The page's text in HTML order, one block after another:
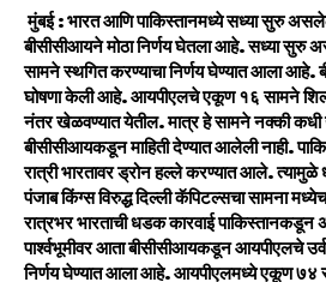
मुंबई :भारत आणि पाकिस्तानमध्ये सध्या सुरु
बीसीसीआयने मोठा निर्णय घेतला आहे. सध्या सुरु
सामने स्थगित करण्याचा निर्णय घेण्यात आला आहे.
घोषणा केली आहे. आयपीएलचे एकूण १६ सामने
नंतर खेळवण्यात येतील. मात्र हे सामने नक्की कधी
बीसीसीआयकडून माहिती देण्यात आलेली नाही.
रात्री भारतावर ड्रोन हल्ले करण्यात आले.
पंजाब किंग्स विरुद्ध दिल्ली कॅपिटल्सचा सामना
रात्रभर भारताची धडक कारवाई पाकिस्तानकडून
पार्श्वभूमीवर आता बीसीसीआयकडून आयपीएलचे
निर्णय घेण्यात आला आहे. आयपीएलमध्ये एकूण